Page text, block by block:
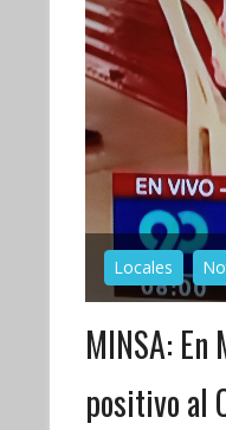
Locales
MINSA:
positivo al